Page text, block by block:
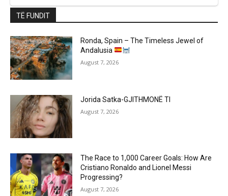
TË FUNDIT
Ronda, Spain – The Timeless Jewel of
Andalusia
August 7, 2026
Jorida Satka-GJITHMONË TI
August 7, 2026
The Race to 1,000 Career Goals: How Are
Cristiano Ronaldo and Lionel Messi
Progressing?
August 7, 2026